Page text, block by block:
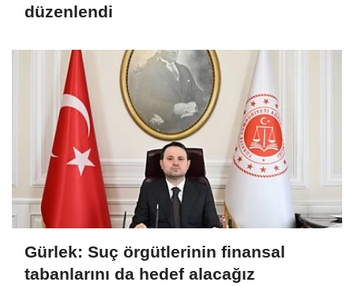
düzenlendi
Gürlek: Suç örgütlerinin finansal
tabanlarını da hedef alacağız